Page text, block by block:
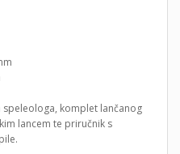
speleologa, komplet lančanog
lancem te priručnik s